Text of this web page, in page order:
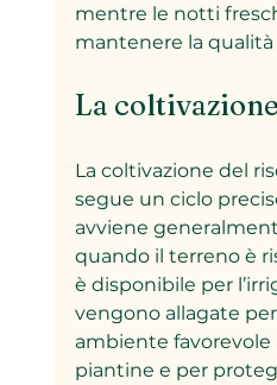
mentre le notti
mantenere la qualità
La
La coltivazione del
segue un ciclo
avviene
quando il terreno è
è disponibile per
vengono allagate
ambiente favorevole
piantine e per